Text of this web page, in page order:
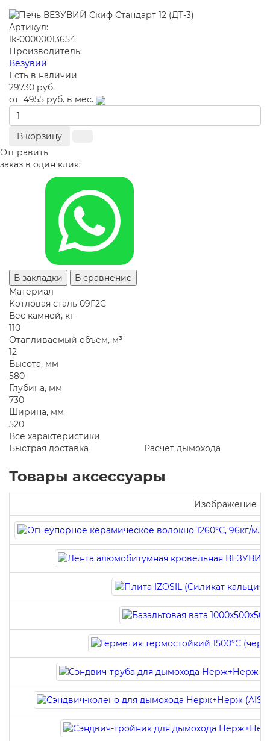
Артикул:
lk-00000013654
Производитель:
Везувий
Есть в наличии
29730 руб.
от 4955 руб. в мес.
В корзину
Отправить
заказ в один клик:
В закладки
В сравнение
Материал
Котловая сталь 09Г2С
Вес камней, кг
110
Отапливаемый объем, м³
12
Высота, мм
580
Глубина, мм
730
Ширина, мм
520
Все характеристики
Быстрая доставка
Расчет дымохода
Товары аксессуары
Изображение